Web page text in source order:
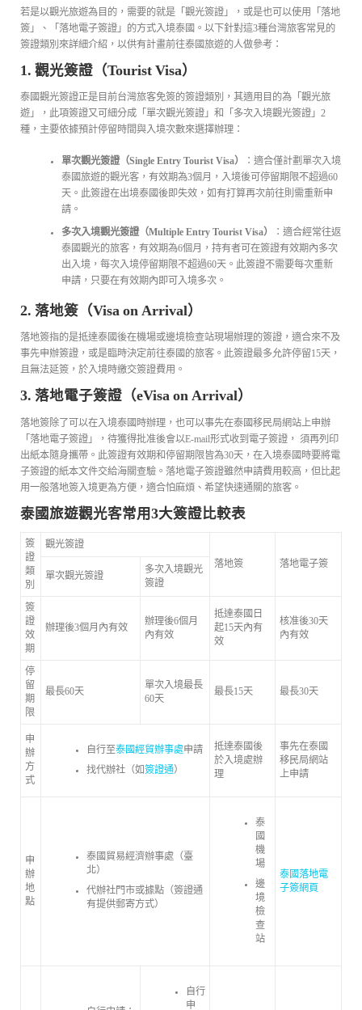
若是以觀光旅遊為目的，需要的就是「觀光簽證」，或是也可以使用「落地
簽」、「落地電子簽證」的方式入境泰國。以下針對這3種台灣旅客常見的
簽證類別來詳細介紹，以供有計畫前往泰國旅遊的人做參考：
1. 觀光簽證（Tourist Visa）
泰國觀光簽證正是目前台灣旅客免簽的簽證類別，其適用目的為「觀光旅
遊」，此項簽證又可細分成「單次觀光簽證」和「多次入境觀光簽證」2
種，主要依據預計停留時間與入境次數來選擇辦理：
單次觀光簽證（Single Entry Tourist Visa）
：適合僅計劃單次入境
泰國旅遊的觀光客，有效期為3個月，入境後可停留期限不超過60
天。此簽證在出境泰國後即失效，如有打算再次前往則需重新申
請。
多次入境觀光簽證（Multiple Entry Tourist Visa）
：適合經常往返
泰國觀光的旅客，有效期為6個月，持有者可在簽證有效期內多次
出入境，每次入境停留期限不超過60天。此簽證不需要每次重新
申請，只要在有效期內即可入境多次。
2. 落地簽（Visa on Arrival）
落地簽指的是抵達泰國後在機場或邊境檢查站現場辦理的簽證，適合來不及
事先申辦簽證，或是臨時決定前往泰國的旅客。此簽證最多允許停留15天，
且無法延簽，於入境時繳交簽證費用。
3. 落地電子簽證（eVisa on Arrival）
落地簽除了可以在入境泰國時辦理，也可以事先在泰國移民局網站上申辦
「落地電子簽證」，待獲得批准後會以E-mail形式收到電子簽證， 須再列印
出紙本隨身攜帶。此簽證有效期和停留期限皆為30天，在入境泰國時要將電
子簽證的紙本文件交給海關查驗。落地電子簽證雖然申請費用較高，但比起
用一般落地簽入境更為方便，適合怕麻煩、希望快速通關的旅客。
泰國旅遊觀光客常用3大簽證比較表
簽
證
類
別
觀光簽證
落地簽
落地電子簽
單次觀光簽證
多次入境觀光
簽證
簽
證
效
期
辦理後3個月內有效
辦理後6個月
內有效
抵達泰國日
起15天內有
效
核准後30天
內有效
停
留
期
限
最長60天
單次入境最長
60天
最長15天 最長30天
申
辦
方
式
自行至泰國經貿辦事處申請
找代辦社（如 簽證通）
抵達泰國後
於入境處辦
理
事先在泰國
移民局網站
上申請
申
辦
地
點
泰國貿易經濟辦事處（臺
北）
代辦社門市或據點（簽證通
有提供郵寄方式）
泰
國
機
場
邊
境
檢
查
站
泰國落地電
子簽網頁
自行
申